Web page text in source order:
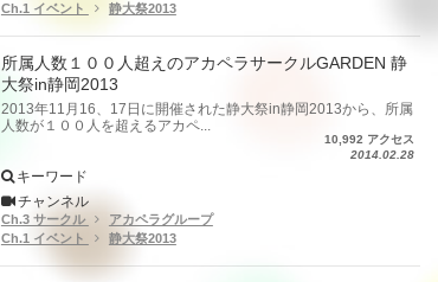
Ch.1 イベント
静大祭2013
所属人数１００人超えのアカペラサークルGARDEN 静
大祭in静岡2013
2013年11月16、17日に開催された静大祭in静岡2013から、所属
人数が１００人を超えるアカペ...
10,992 アクセス
2014.02.28
キーワード
チャンネル
Ch.3 サークル
アカペラグループ
Ch.1 イベント
静大祭2013